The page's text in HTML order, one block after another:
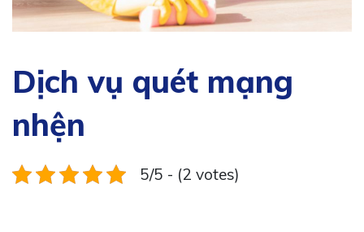
Dịch vụ quét mạng
nhện
5/5 - (2 votes)